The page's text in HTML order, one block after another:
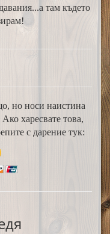
там където
но носи наистина
харесвате това,
с дарение тук: